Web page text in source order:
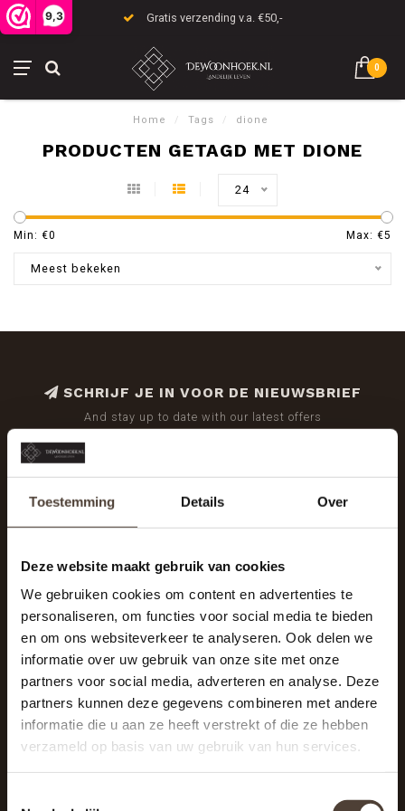
Toestemming Details Over
Deze website maakt gebruik van cookies
We gebruiken cookies om content en advertenties te
personaliseren, om functies voor social media te bieden
en om ons websiteverkeer te analyseren. Ook delen we
informatie over uw gebruik van onze site met onze
partners voor social media, adverteren en analyse. Deze
partners kunnen deze gegevens combineren met andere
informatie die u aan ze heeft verstrekt of die ze hebben
verzameld op basis van uw gebruik van hun services.
9,3 Gratis verzending v.a. €50,-
0
Home / Tags / dione
PRODUCTEN GETAGD MET DIONE
24
Min: €0 Max: €5
Meest bekeken
SCHRIJF JE IN VOOR DE NIEUWSBRIEF
And stay up to date with our latest offers
De Woonhoek - Landelijk leven